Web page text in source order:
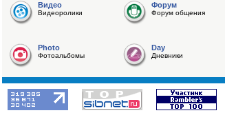
Видео
Видеоролики
Форум
Форум общения
Photo
Фотоальбомы
Day
Дневники